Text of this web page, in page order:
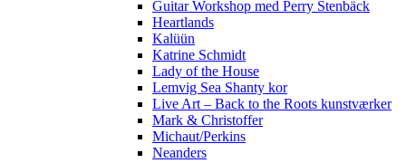
Guitar Workshop med Perry Stenbäck
Heartlands
Kalüün
Katrine Schmidt
Lady of the House
Lemvig Sea Shanty kor
Live Art – Back to the Roots kunstværker
Mark & Christoffer
Michaut/Perkins
Neanders